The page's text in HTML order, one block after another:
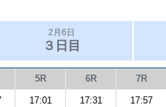
2月6日
３日目
5R 6R 7R
17:01 17:31 17:57